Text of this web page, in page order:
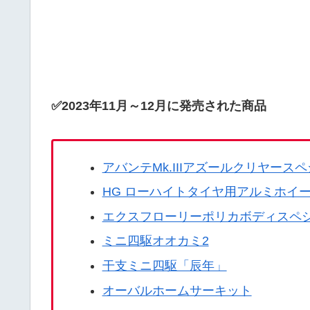
✅2023年11月～12月に発売された商品
アバンテMk.IIIアズールクリヤース
HG ローハイトタイヤ用アルミホイ
エクスフローリーポリカボディスペ
ミニ四駆オオカミ2
干支ミニ四駆「辰年」
オーバルホームサーキット